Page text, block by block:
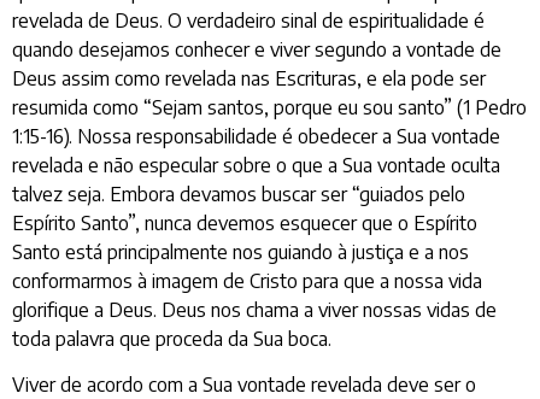
revelada de Deus. O verdadeiro sinal de espiritualidade é
quando desejamos conhecer e viver segundo a vontade de
Deus assim como revelada nas Escrituras, e ela pode ser
resumida como “Sejam santos, porque eu sou santo” (1 Pedro
1:15-16). Nossa responsabilidade é obedecer a Sua vontade
revelada e não especular sobre o que a Sua vontade oculta
talvez seja. Embora devamos buscar ser “guiados pelo
Espírito Santo”, nunca devemos esquecer que o Espírito
Santo está principalmente nos guiando à justiça e a nos
conformarmos à imagem de Cristo para que a nossa vida
glorifique a Deus. Deus nos chama a viver nossas vidas de
toda palavra que proceda da Sua boca.
Viver de acordo com a Sua vontade revelada deve ser o